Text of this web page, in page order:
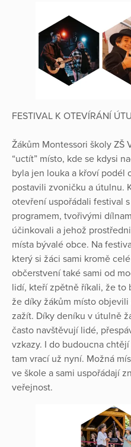
FESTIVAL K OTEVÍRÁNÍ
Žákům Montessori školy ZŠ
“uctít” místo, kde se kdysi
byla jen louka a křoví podél
postavili zvoničku a útulnu.
otevření uspořádali festival
programem, tvořivými
účinkovali a jehož
místa bývalé obce. Na
který si žáci sami kromě
občerstvení také sami od
lidí, kteří zpětně říkali, že to
že díky žákům místo
zažít. Díky deníku v útulně
často navštěvují lidé,
vzkazy. I do budoucna
tam vrací už nyní. Možná
ve škole a sami uspořádají
veřejnost.